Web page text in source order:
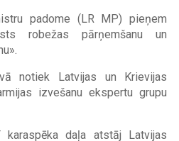
padome (LR MP) pieņem
robežas pārņemšanu un
notiek Latvijas un Krievijas
izvešanu ekspertu grupu
daļa atstāj Latvijas